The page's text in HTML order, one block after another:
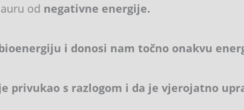
od negativne energije.
i donosi nam točno onakvu
privukao s razlogom i da je vjerojatno